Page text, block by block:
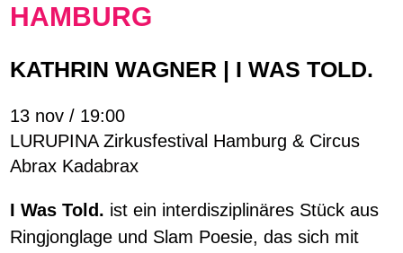
HAMBURG
KATHRIN WAGNER | I WAS TOLD.
13 nov / 19:00
LURUPINA Zirkusfestival Hamburg & Circus
Abrax Kadabrax
I Was Told. ist ein interdisziplinäres Stück aus
Ringjonglage und Slam Poesie, das sich mit